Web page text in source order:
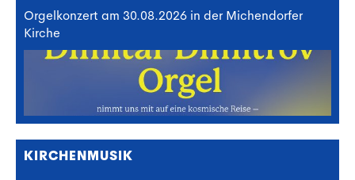
Orgelkonzert am 30.08.2026 in der Michendorfer
Kirche
KIRCHENMUSIK